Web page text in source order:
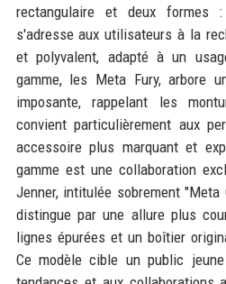
rectangulaire et deux formes
s'adresse aux utilisateurs à la
et polyvalent, adapté à un
gamme, les Meta Fury, arbore
imposante, rappelant les
convient particulièrement aux
accessoire plus marquant et
gamme est une collaboration
Jenner, intitulée sobrement
distingue par une allure plus
lignes épurées et un boîtier
Ce modèle cible un public